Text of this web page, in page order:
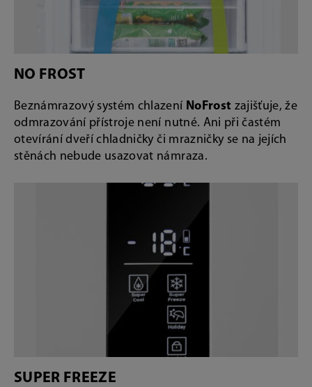
NO FROST
Beznámrazový systém chlazení NoFrost zajišťuje, že
odmrazování přístroje není nutné. Ani při častém
otevírání dveří chladničky či mrazničky se na jejích
stěnách nebude usazovat námraza.
SUPER FREEZE